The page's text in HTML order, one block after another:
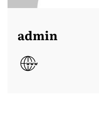
admin